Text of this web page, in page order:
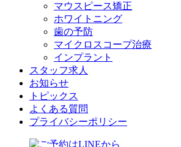
マウスピース矯正
ホワイトニング
歯の予防
マイクロスコープ治療
インプラント
スタッフ求人
お知らせ
トピックス
よくある質問
プライバシーポリシー